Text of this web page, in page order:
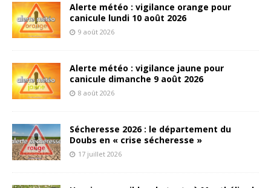
Alerte météo : vigilance orange pour
canicule lundi 10 août 2026
9 août 2026
Alerte météo : vigilance jaune pour
canicule dimanche 9 août 2026
8 août 2026
Sécheresse 2026 : le département du
Doubs en « crise sécheresse »
17 juillet 2026